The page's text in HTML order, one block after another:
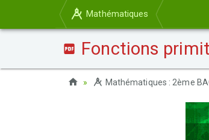
Mathématiques
Fonctions
Mathématiques : 2ème